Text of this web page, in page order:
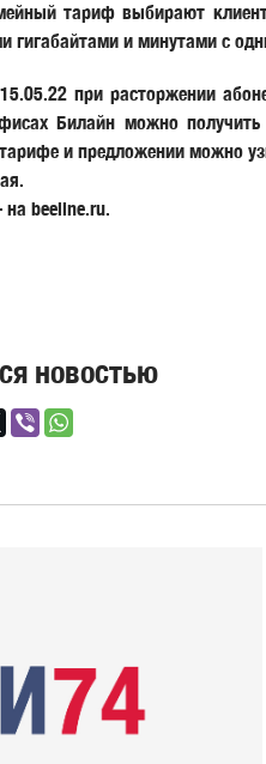
тариф выбирают
гигабайтами и минутами с
при расторжении
Билайн можно
и предложении можно
beeline.ru.
новостью